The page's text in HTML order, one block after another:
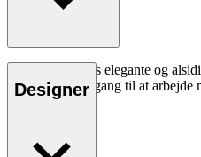
Hans J. Wegners elegante og
hans legende tilgang til at
Designer